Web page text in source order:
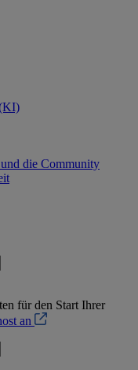
die Community
für den Start Ihrer
an